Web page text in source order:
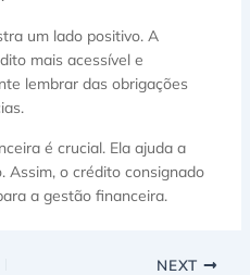
um lado positivo. A
mais acessível e
lembrar das obrigações
é crucial. Ela ajuda a
Assim, o crédito consignado
a gestão financeira.
NEXT